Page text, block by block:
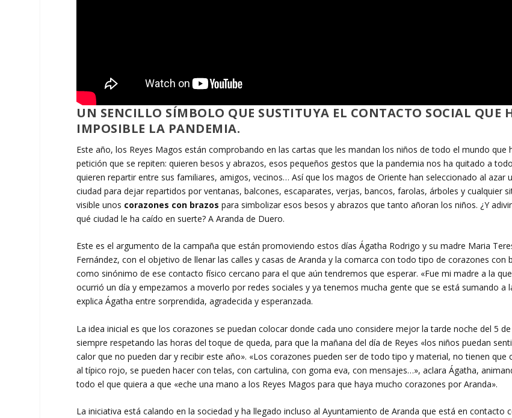
UN SENCILLO SÍMBOLO QUE SUSTITUYA EL CONTACTO SOCIAL QUE
IMPOSIBLE LA PANDEMIA.
Este año, los Reyes Magos están comprobando en las cartas que les mandan los niños de todo el mundo que
petición que se repiten: quieren besos y abrazos, esos pequeños gestos que la pandemia nos ha quitado a
quieren repartir entre sus familiares, amigos, vecinos… Así que los magos de Oriente han seleccionado al azar
ciudad para dejar repartidos por ventanas, balcones, escaparates, verjas, bancos, farolas, árboles y cualquier
visible unos corazones con brazos para simbolizar esos besos y abrazos que tanto añoran los niños. ¿Y
qué ciudad le ha caído en suerte? A Aranda de Duero.
Este es el argumento de la campaña que están promoviendo estos días Ágatha Rodrigo y su madre Maria
Fernández, con el objetivo de llenar las calles y casas de Aranda y la comarca con todo tipo de corazones con
como sinónimo de ese contacto físico cercano para el que aún tendremos que esperar. «Fue mi madre a la
ocurrió un día y empezamos a moverlo por redes sociales y ya tenemos mucha gente que se está sumando a
explica Ágatha entre sorprendida, agradecida y esperanzada.
La idea inicial es que los corazones se puedan colocar donde cada uno considere mejor la tarde noche del 5
siempre respetando las horas del toque de queda, para que la mañana del día de Reyes «los niños puedan
calor que no pueden dar y recibir este año». «Los corazones pueden ser de todo tipo y material, no tienen que
al típico rojo, se pueden hacer con telas, con cartulina, con goma eva, con mensajes…», aclara Ágatha,
todo el que quiera a que «eche una mano a los Reyes Magos para que haya mucho corazones por Aranda».
La iniciativa está calando en la sociedad y ha llegado incluso al Ayuntamiento de Aranda que está en contacto